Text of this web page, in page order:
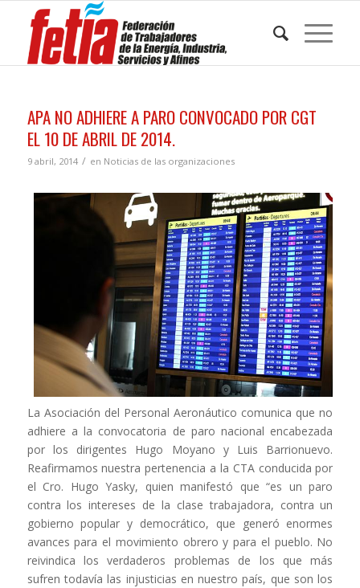
APA NO ADHIERE A PARO CONVOCADO POR CGT
EL 10 DE ABRIL DE 2014.
9 abril, 2014 / en Noticias de las organizaciones
La Asociación del Personal Aeronáutico comunica que no
adhiere a la convocatoria de paro nacional encabezada
por los dirigentes Hugo Moyano y Luis Barrionuevo.
Reafirmamos nuestra pertenencia a la CTA conducida por
el Cro. Hugo Yasky, quien manifestó que “es un paro
contra los intereses de la clase trabajadora, contra un
gobierno popular y democrático, que generó enormes
avances para el movimiento obrero y para el pueblo. No
reivindica los verdaderos problemas de los que más
sufren todavía las injusticias en nuestro país, que son los